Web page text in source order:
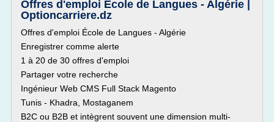
Offres d'emploi École de Langues - Algérie |
Optioncarriere.dz
Offres d'emploi École de Langues - Algérie
Enregistrer comme alerte
1 à 20 de 30 offres d'emploi
Partager votre recherche
Ingénieur Web CMS Full Stack Magento
Tunis - Khadra, Mostaganem
B2C ou B2B et intègrent souvent une dimension multi-